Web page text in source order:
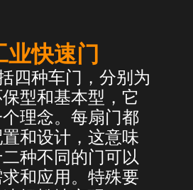
业快速门
四种车门，分别为
型和基本型，它
理念。每扇门都
和设计，这意味
种不同的门可以
和应用。特殊要
all Save
essential cookies
Back
functions and are necessary for the